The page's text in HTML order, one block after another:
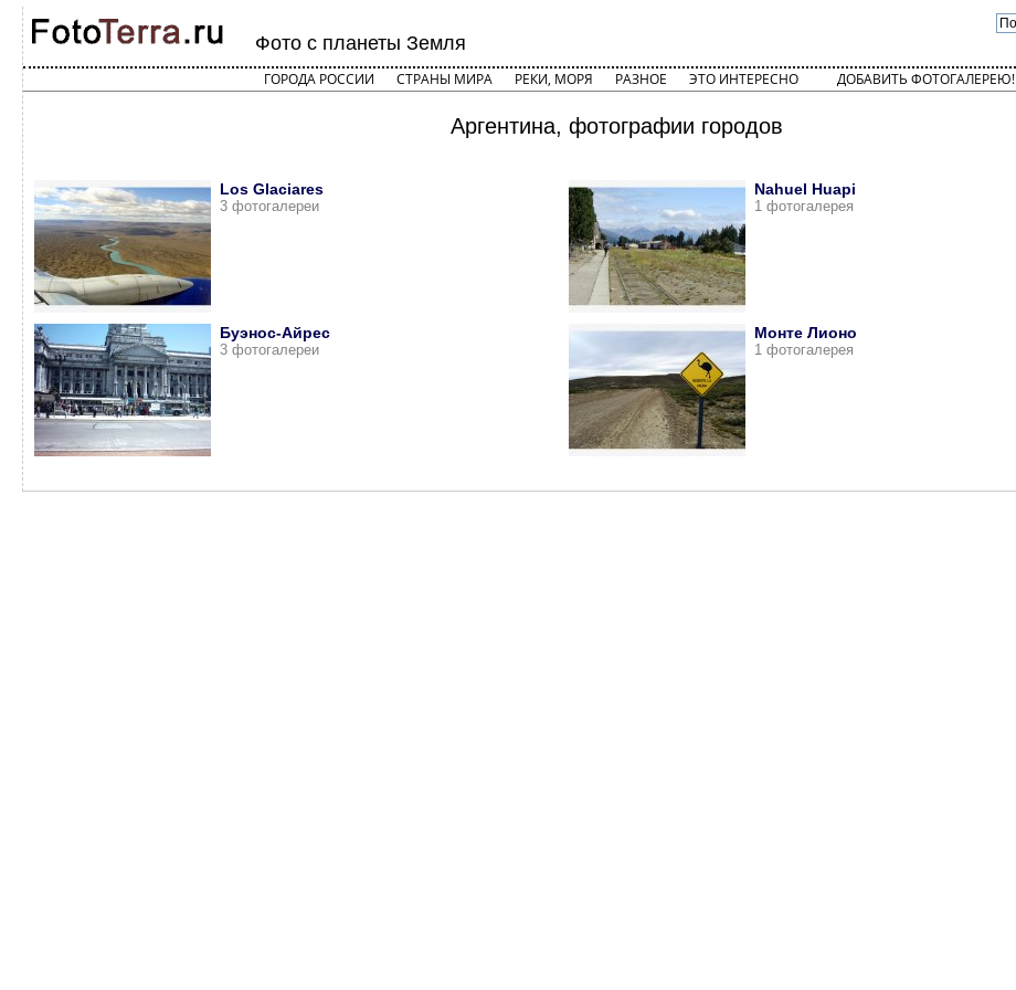
Фото с планеты Земля
ГОРОДА РОССИИ СТРАНЫ МИРА РЕКИ, МОРЯ РАЗНОЕ ЭТО ИНТЕРЕСНО ДОБАВИТЬ ФОТОГАЛЕРЕЮ!
Аргентина, фотографии городов
Los Glaciares
3 фотогалереи
Nahuel Huapi
1 фотогалерея
Буэнос-Айрес
3 фотогалереи
Монте Лионо
1 фотогалерея